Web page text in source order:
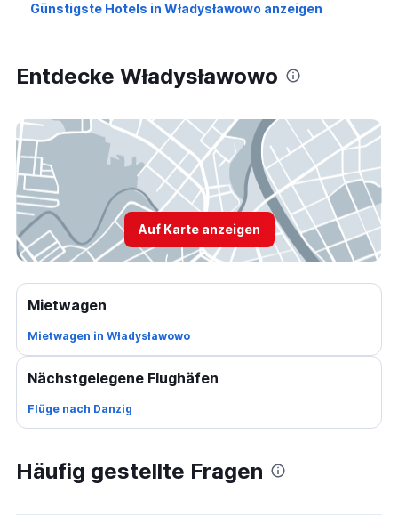
Günstigste Hotels in Władysławowo anzeigen
Entdecke Władysławowo
Auf Karte anzeigen
Mietwagen
Mietwagen in Władysławowo
Nächstgelegene Flughäfen
Flüge nach Danzig
Häufig gestellte Fragen